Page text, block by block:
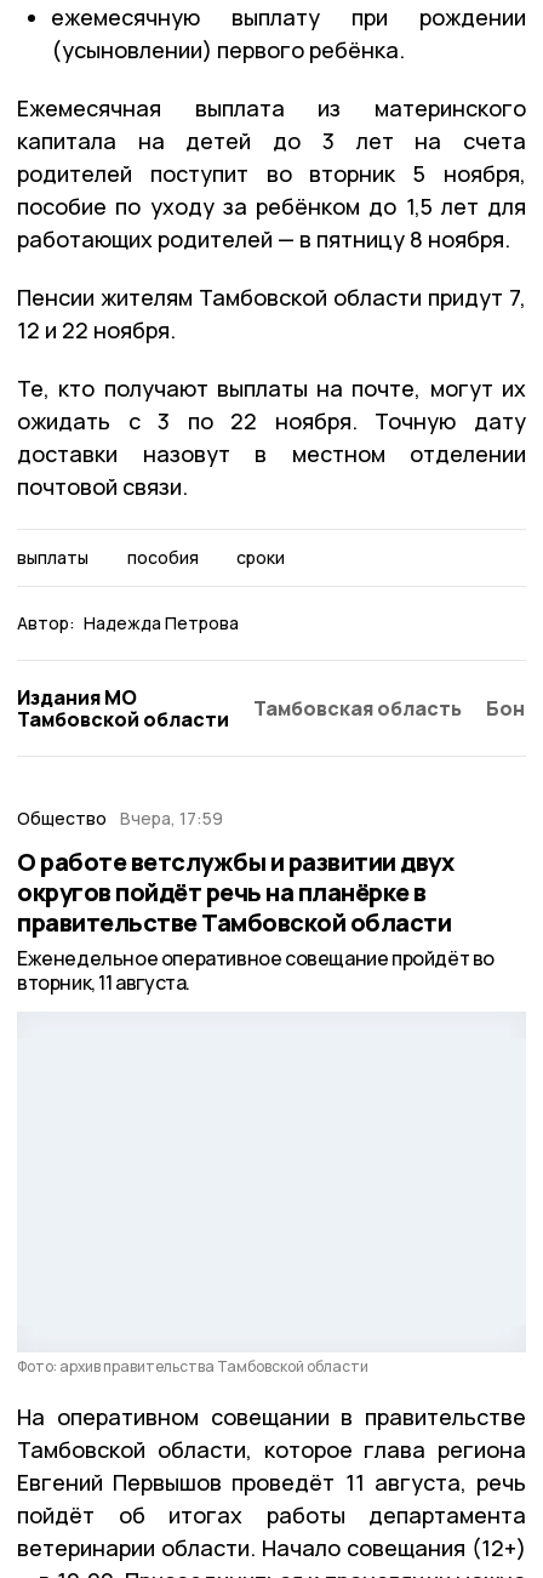
ежемесячную выплату при рождении
(усыновлении) первого ребёнка.
Ежемесячная выплата из материнского
капитала на детей до 3 лет на счета
родителей поступит во вторник 5 ноября,
пособие по уходу за ребёнком до 1,5 лет для
работающих родителей — в пятницу 8 ноября.
Пенсии жителям Тамбовской области придут 7,
12 и 22 ноября.
Те, кто получают выплаты на почте, могут их
ожидать с 3 по 22 ноября. Точную дату
доставки назовут в местном отделении
почтовой связи.
выплаты пособия сроки
Автор: Надежда Петрова
Издания МО
Тамбовской области
Тамбовская область
Общество Вчера, 17:59
О работе ветслужбы и развитии двух
округов пойдёт речь на планёрке в
правительстве Тамбовской области
Еженедельное оперативное совещание пройдёт во
вторник, 11 августа.
Фото: архив правительства Тамбовской области
На оперативном совещании в правительстве
Тамбовской области, которое глава региона
Евгений Первышов проведёт 11 августа, речь
пойдёт об итогах работы департамента
ветеринарии области. Начало совещания (12+)